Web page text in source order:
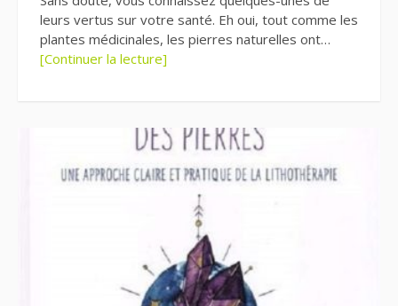
leurs vertus sur votre santé. Eh oui, tout comme les
plantes médicinales, les pierres naturelles ont…
[Continuer la lecture]